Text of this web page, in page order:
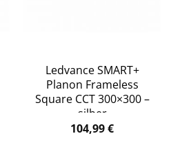
Ledvance SMART+
Planon Frameless
Square CCT 300×300 –
silber
104,99€